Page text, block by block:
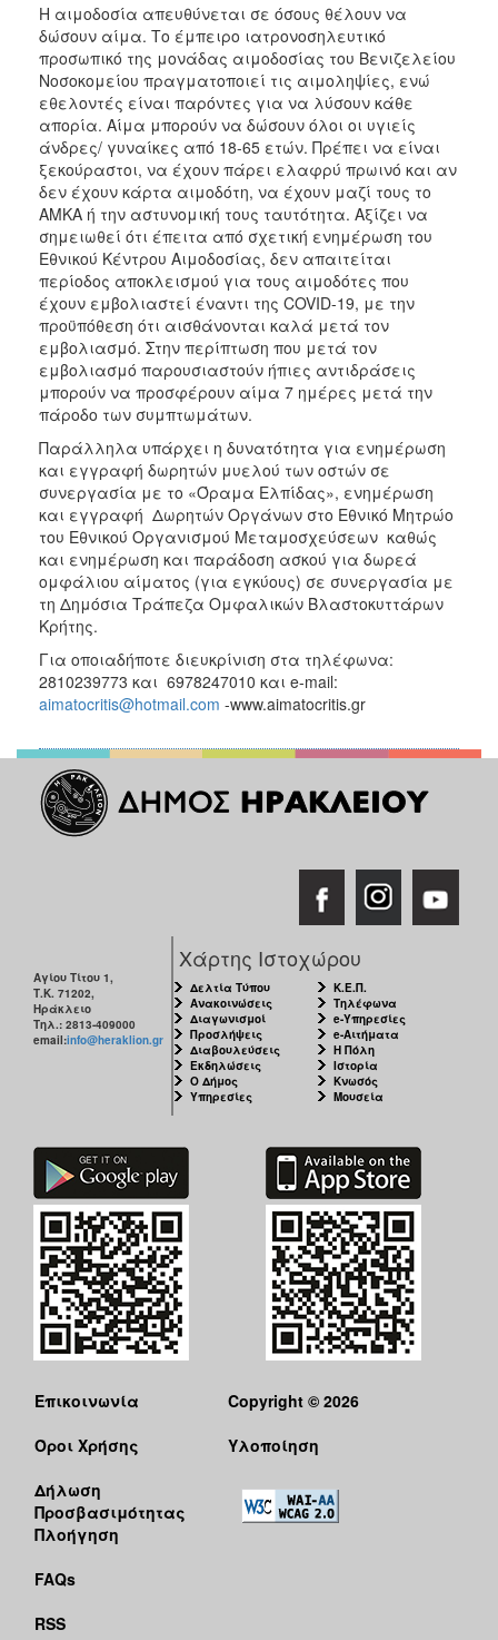
Η αιμοδοσία απευθύνεται σε όσους θέλουν να
δώσουν αίμα. Το έμπειρο ιατρονοσηλευτικό
προσωπικό της μονάδας αιμοδοσίας του Βενιζελείου
Νοσοκομείου πραγματοποιεί τις αιμοληψίες, ενώ
εθελοντές είναι παρόντες για να λύσουν κάθε
απορία. Αίμα μπορούν να δώσουν όλοι οι υγιείς
άνδρες/ γυναίκες από 18-65 ετών. Πρέπει να είναι
ξεκούραστοι, να έχουν πάρει ελαφρύ πρωινό και αν
δεν έχουν κάρτα αιμοδότη, να έχουν μαζί τους το
ΑΜΚΑ ή την αστυνομική τους ταυτότητα. Αξίζει να
σημειωθεί ότι έπειτα από σχετική ενημέρωση του
Εθνικού Κέντρου Αιμοδοσίας, δεν απαιτείται
περίοδος αποκλεισμού για τους αιμοδότες που
έχουν εμβολιαστεί έναντι της COVID-19, με την
προϋπόθεση ότι αισθάνονται καλά μετά τον
εμβολιασμό. Στην περίπτωση που μετά τον
εμβολιασμό παρουσιαστούν ήπιες αντιδράσεις
μπορούν να προσφέρουν αίμα 7 ημέρες μετά την
πάροδο των συμπτωμάτων.
Παράλληλα υπάρχει η δυνατότητα για ενημέρωση
και εγγραφή δωρητών μυελού των οστών σε
συνεργασία με το «Όραμα Ελπίδας», ενημέρωση
και εγγραφή Δωρητών Οργάνων στο Εθνικό Μητρώο
του Εθνικού Οργανισμού Μεταμοσχεύσεων καθώς
και ενημέρωση και παράδοση ασκού για δωρεά
ομφάλιου αίματος (για εγκύους) σε συνεργασία με
τη Δημόσια Τράπεζα Ομφαλικών Βλαστοκυττάρων
Κρήτης.
Για οποιαδήποτε διευκρίνιση στα τηλέφωνα:
2810239773 και 6978247010 και e-mail:
aimatocritis@hotmail.com -www.aimatocritis.gr
Αγίου Τίτου 1,
Τ.Κ. 71202,
Ηράκλειο
Τηλ.: 2813-409000
email:info@heraklion.gr
Χάρτης Ιστοχώρου
Δελτία Τύπου
Ανακοινώσεις
Διαγωνισμοί
Προσλήψεις
Διαβουλεύσεις
Εκδηλώσεις
Ο Δήμος
Υπηρεσίες
Κ.Ε.Π.
Τηλέφωνα
e-Υπηρεσίες
e-Αιτήματα
Η Πόλη
Ιστορία
Κνωσός
Μουσεία
Επικοινωνία
Όροι Χρήσης
Δήλωση
Προσβασιμότητας
Πλοήγηση
FAQs
RSS
Copyright © 2026
Υλοποίηση